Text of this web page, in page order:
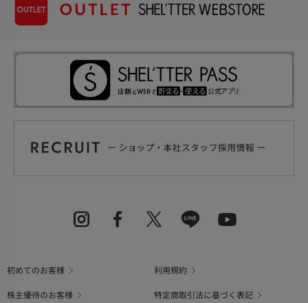
初めてのお客様
利用規約
株主優待のお客様
特定商取引法に基づく表記